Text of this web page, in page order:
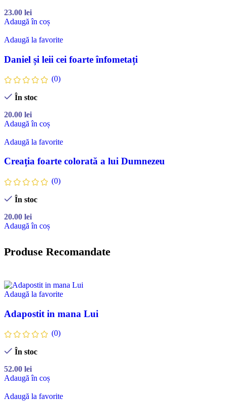
23.00 lei
Adaugă în coș
Adaugă la favorite
Daniel și leii cei foarte înfometați
(0)
În stoc
20.00 lei
Adaugă în coș
Adaugă la favorite
Creația foarte colorată a lui Dumnezeu
(0)
În stoc
20.00 lei
Adaugă în coș
Produse Recomandate
Adaugă la favorite
Adapostit in mana Lui
(0)
În stoc
52.00 lei
Adaugă în coș
Adaugă la favorite